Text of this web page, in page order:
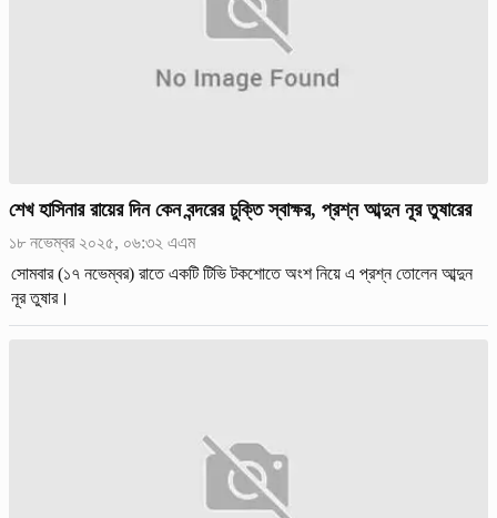
শেখ হাসিনার রায়ের দিন কেন বন্দরের চুক্তি স্বাক্ষর, প্রশ্ন আব্দুন নূর তুষারের
১৮ নভেম্বর ২০২৫, ০৬:৩২ এএম
সোমবার (১৭ নভেম্বর) রাতে একটি টিভি টকশোতে অংশ নিয়ে এ প্রশ্ন তোলেন আব্দুন
নূর তুষার।